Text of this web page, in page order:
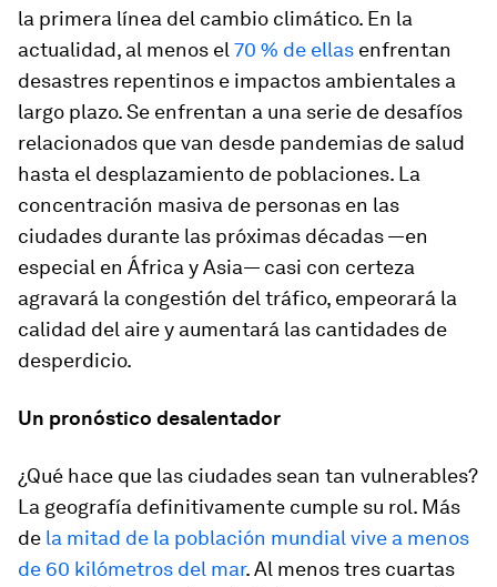
la primera línea del cambio climático. En la
actualidad, al menos el 70 % de ellas enfrentan
desastres repentinos e impactos ambientales a
largo plazo. Se enfrentan a una serie de desafíos
relacionados que van desde pandemias de salud
hasta el desplazamiento de poblaciones. La
concentración masiva de personas en las
ciudades durante las próximas décadas —en
especial en África y Asia— casi con certeza
agravará la congestión del tráfico, empeorará la
calidad del aire y aumentará las cantidades de
desperdicio.
Un pronóstico desalentador
¿Qué hace que las ciudades sean tan vulnerables?
La geografía definitivamente cumple su rol. Más
de la mitad de la población mundial vive a menos
de 60 kilómetros del mar. Al menos tres cuartas